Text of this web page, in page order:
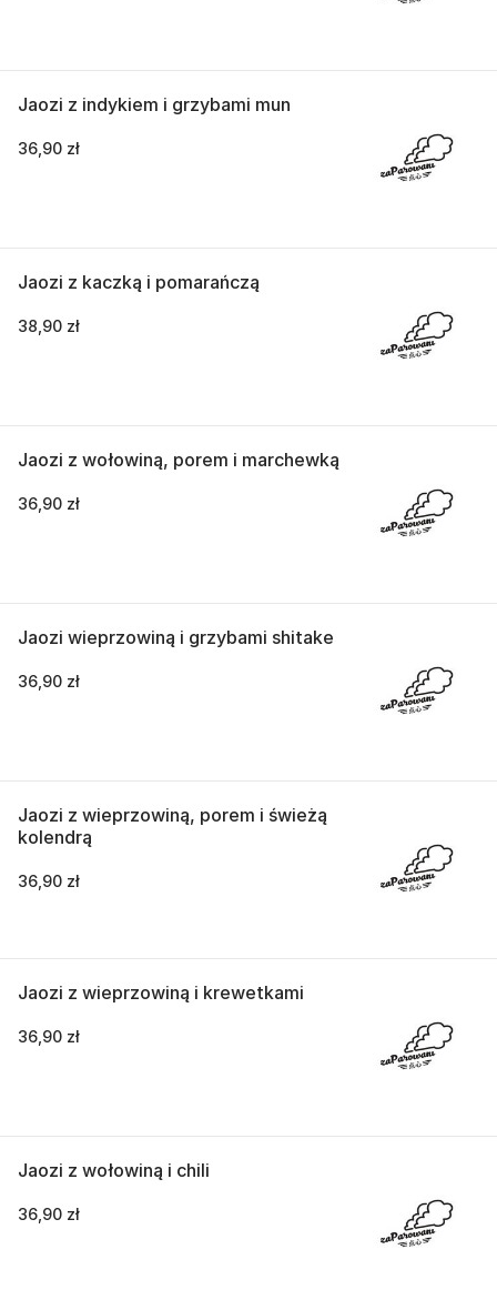
Jaozi z indykiem i grzybami mun
36,90 zł
Jaozi z kaczką i pomarańczą
38,90 zł
Jaozi z wołowiną, porem i marchewką
36,90 zł
Jaozi wieprzowiną i grzybami shitake
36,90 zł
Jaozi z wieprzowiną, porem i świeżą
kolendrą
36,90 zł
Jaozi z wieprzowiną i krewetkami
36,90 zł
Jaozi z wołowiną i chili
36,90 zł